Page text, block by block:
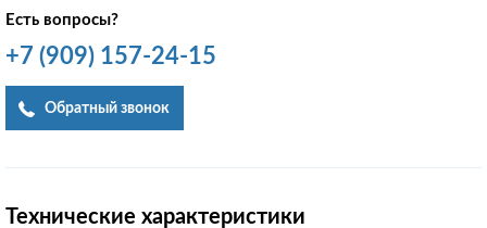
Есть вопросы?
+7 (909) 157-24-15
Обратный звонок
Технические характеристики